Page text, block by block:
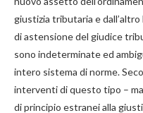
giustizia tributaria e
di astensione del giudice
sono indeterminate ed
intero sistema di norme.
interventi di questo tipo –
di principio estranei alla